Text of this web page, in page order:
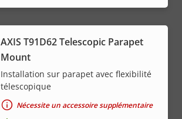
AXIS T91D62 Telescopic Parapet
Mount
Installation sur parapet avec flexibilité
télescopique
Nécessite un accessoire supplémentaire